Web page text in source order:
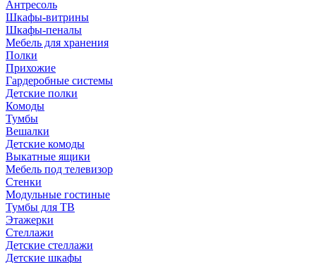
Антресоль
Шкафы-витрины
Шкафы-пеналы
Мебель для хранения
Полки
Прихожие
Гардеробные системы
Детские полки
Комоды
Тумбы
Вешалки
Детские комоды
Выкатные ящики
Мебель под телевизор
Стенки
Модульные гостиные
Тумбы для ТВ
Этажерки
Стеллажи
Детские стеллажи
Детские шкафы